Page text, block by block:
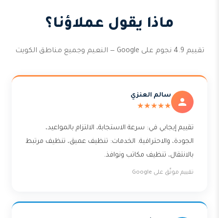
ماذا يقول عملاؤنا؟
تقييم 4.9 نجوم على Google — النعيم وجميع مناطق الكويت
سالم العنزي
★★★★★
تقييم إيجابي في: سرعة الاستجابة، الالتزام بالمواعيد،
الجودة، والاحترافية. الخدمات: تنظيف عميق، تنظيف مرتبط
بالانتقال، تنظيف مكاتب ونوافذ.
تقييم موثّق على Google